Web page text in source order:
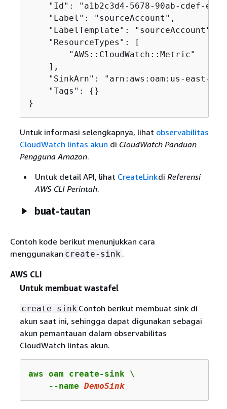
"Id": "a1b2c3d4-5678-90ab-cdef-
    "Label": "sourceAccount",
    "LabelTemplate": "sourceAccount",
    "ResourceTypes": [
        "AWS::CloudWatch::Metric"
    ],
"SinkArn": "arn:aws:oam:us-east-
    "Tags":
{}
}
Untuk informasi selengkapnya, lihat observabilitas
CloudWatch lintas akun di CloudWatch Panduan
Pengguna Amazon.
Untuk detail API, lihat CreateLinkdi Referensi
AWS CLI Perintah.
buat-tautan
Contoh kode berikut menunjukkan cara
menggunakan create-sink .
AWS CLI
Untuk membuat wastafel
create-sink Contoh berikut membuat sink di
akun saat ini, sehingga dapat digunakan sebagai
akun pemantauan dalam observabilitas
CloudWatch lintas akun.
aws oam create-sink \
    --name
DemoSink